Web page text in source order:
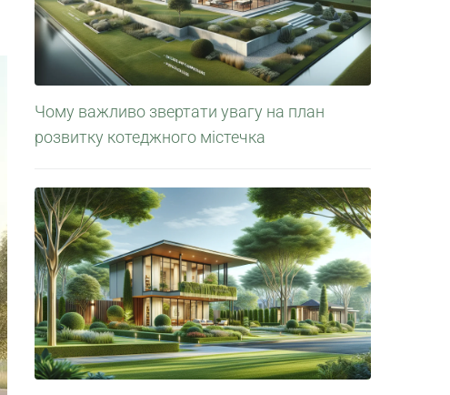
Чому важливо звертати увагу на план
розвитку котеджного містечка